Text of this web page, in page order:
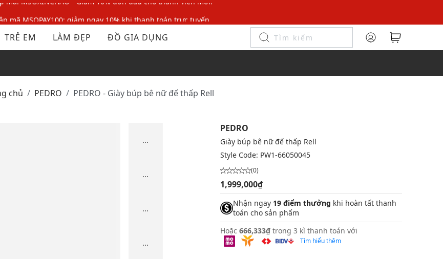
mã: MSOXINCHAO - Giảm 10% đơn đầu cho thành viên mới!
mã MSOPAY100: giảm ngay 10% khi thanh toán trực tuyến
TRẺ EM LÀM ĐẸP ĐỒ GIA DỤNG
chủ PEDRO PEDRO - Giày búp bê nữ đế thấp Rell
...
...
...
...
PEDRO
Giày búp bê nữ đế thấp Rell
Style Code: PW1-66050045
(0)
1,999,000₫
Nhận ngay 19 điểm thưởng khi hoàn tất thanh
toán cho sản phẩm
Hoặc 666,333₫ trong 3 kì thanh toán với
Tìm hiểu thêm